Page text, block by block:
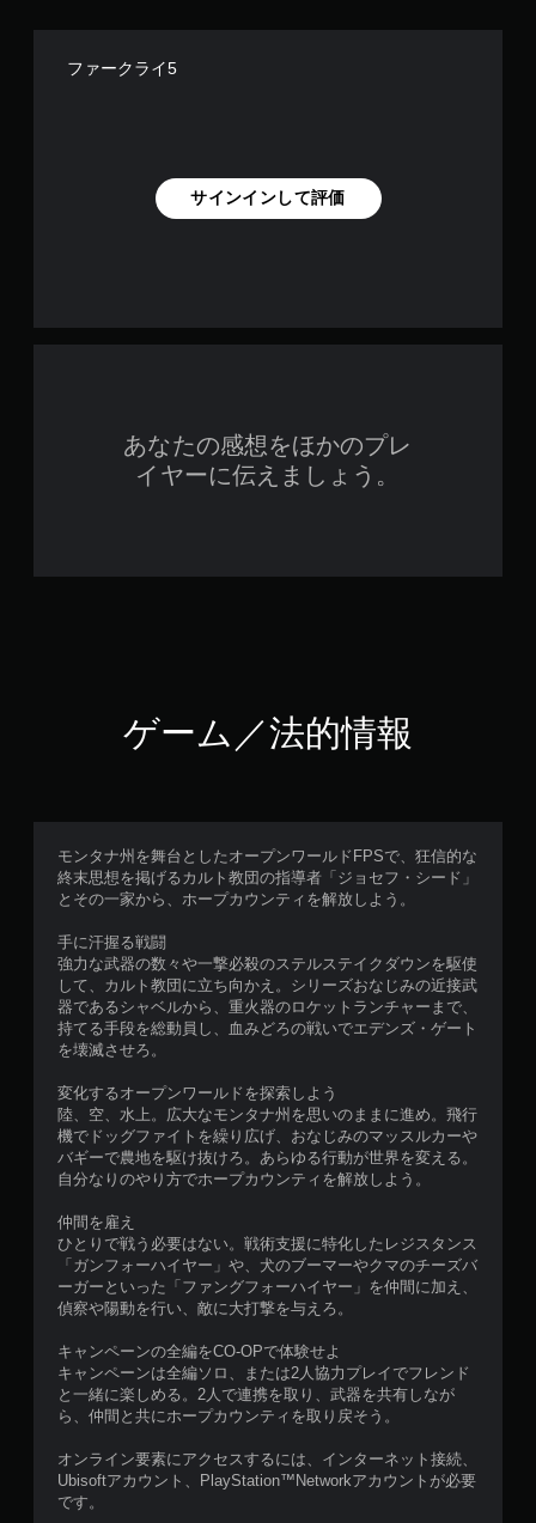
る、とんでもなくイライラさせられるわけだ。ファーザーこと
流石に長寿シリーズのノウハウの蓄積であろう。
ファークライ5
サインインして評価
あなたの感想をほかのプレ
イヤーに伝えましょう。
ゲーム／法的情報
モンタナ州を舞台としたオープンワールドFPSで、狂信的な
終末思想を掲げるカルト教団の指導者「ジョセフ・シード」
とその一家から、ホープカウンティを解放しよう。
手に汗握る戦闘
強力な武器の数々や一撃必殺のステルステイクダウンを駆使
して、カルト教団に立ち向かえ。シリーズおなじみの近接武
器であるシャベルから、重火器のロケットランチャーまで、
持てる手段を総動員し、血みどろの戦いでエデンズ・ゲート
を壊滅させろ。
変化するオープンワールドを探索しよう
陸、空、水上。広大なモンタナ州を思いのままに進め。飛行
機でドッグファイトを繰り広げ、おなじみのマッスルカーや
バギーで農地を駆け抜けろ。あらゆる行動が世界を変える。
自分なりのやり方でホープカウンティを解放しよう。
仲間を雇え
ひとりで戦う必要はない。戦術支援に特化したレジスタンス
「ガンフォーハイヤー」や、犬のブーマーやクマのチーズバ
ーガーといった「ファングフォーハイヤー」を仲間に加え、
偵察や陽動を行い、敵に大打撃を与えろ。
キャンペーンの全編をCO-OPで体験せよ
キャンペーンは全編ソロ、または2人協力プレイでフレンド
と一緒に楽しめる。2人で連携を取り、武器を共有しなが
ら、仲間と共にホープカウンティを取り戻そう。
オンライン要素にアクセスするには、インターネット接続、
Ubisoftアカウント、PlayStation™Networkアカウントが必要
です。